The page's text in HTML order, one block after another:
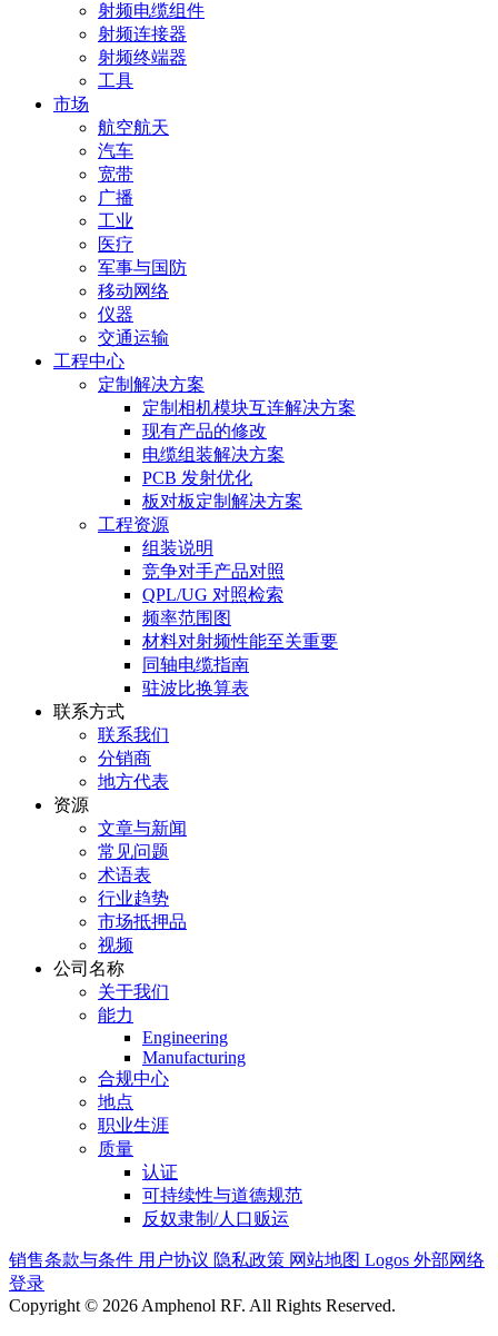
射频电缆组件
射频连接器
射频终端器
工具
市场
航空航天
汽车
宽带
广播
工业
医疗
军事与国防
移动网络
仪器
交通运输
工程中心
定制解决方案
定制相机模块互连解决方案
现有产品的修改
电缆组装解决方案
PCB 发射优化
板对板定制解决方案
工程资源
组装说明
竞争对手产品对照
QPL/UG 对照检索
频率范围图
材料对射频性能至关重要
同轴电缆指南
驻波比换算表
联系方式
联系我们
分销商
地方代表
资源
文章与新闻
常见问题
术语表
行业趋势
市场抵押品
视频
公司名称
关于我们
能力
Engineering
Manufacturing
合规中心
地点
职业生涯
质量
认证
可持续性与道德规范
反奴隶制/人口贩运
销售条款与条件 用户协议 隐私政策 网站地图 Logos 外部网络
登录
Copyright © 2026 Amphenol RF. All Rights Reserved.